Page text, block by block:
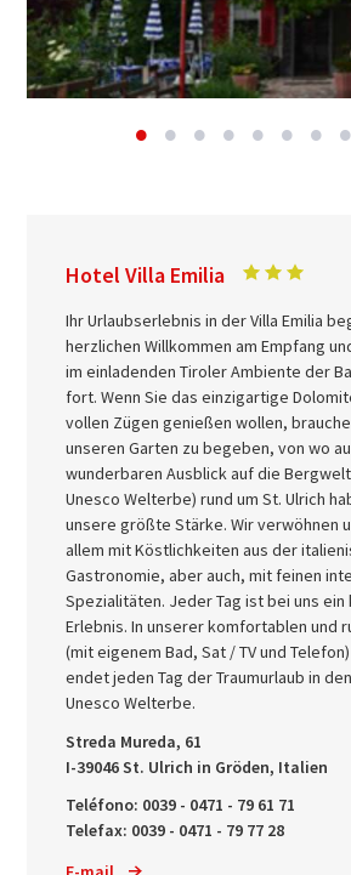
Hotel Villa Emilia
Ihr Urlaubserlebnis in der Villa Emilia
herzlichen Willkommen am Empfang
im einladenden Tiroler Ambiente der
fort. Wenn Sie das einzigartige
vollen Zügen genießen wollen,
unseren Garten zu begeben, von wo
wunderbaren Ausblick auf die
Unesco Welterbe) rund um St. Ulrich
unsere größte Stärke. Wir verwöhnen
allem mit Köstlichkeiten aus der
Gastronomie, aber auch, mit feinen
Spezialitäten. Jeder Tag ist bei uns ein
Erlebnis. In unserer komfortablen und
(mit eigenem Bad, Sat / TV und
endet jeden Tag der Traumurlaub in
Unesco Welterbe.
Streda Mureda, 61
I-39046 St. Ulrich in Gröden, Italien
Teléfono: 0039 - 0471 - 79 61 71
Telefax: 0039 - 0471 - 79 77 28